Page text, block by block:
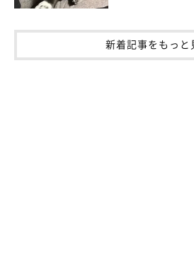
新着記事をもっと